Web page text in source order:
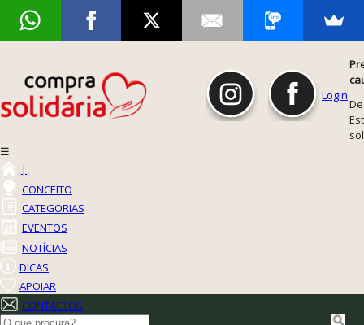
Login
☰
|
CONCEITO
CATEGORIAS
EVENTOS
NOTÍCIAS
DICAS
APOIAR
CONTACTOS